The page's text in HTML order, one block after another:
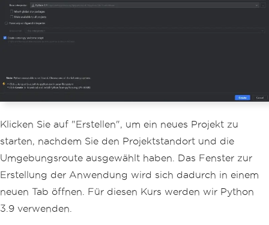
Klicken Sie auf "Erstellen", um ein neues Projekt zu
starten, nachdem Sie den Projektstandort und die
Umgebungsroute ausgewählt haben. Das Fenster zur
Erstellung der Anwendung wird sich dadurch in einem
neuen Tab öffnen. Für diesen Kurs werden wir Python
3.9 verwenden.